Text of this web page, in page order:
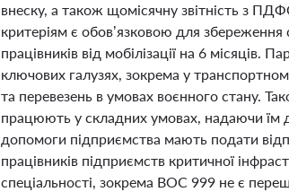
внеску, а також щомісячну звітність з
критеріям є обов’язковою для збереження
працівників від мобілізації на 6
ключових галузях, зокрема у
та перевезень в умовах воєнного стану.
працюють у складних умовах, надаючи їм
допомоги підприємства мають подати
працівників підприємств критичної
спеціальності, зокрема ВОС 999 не є